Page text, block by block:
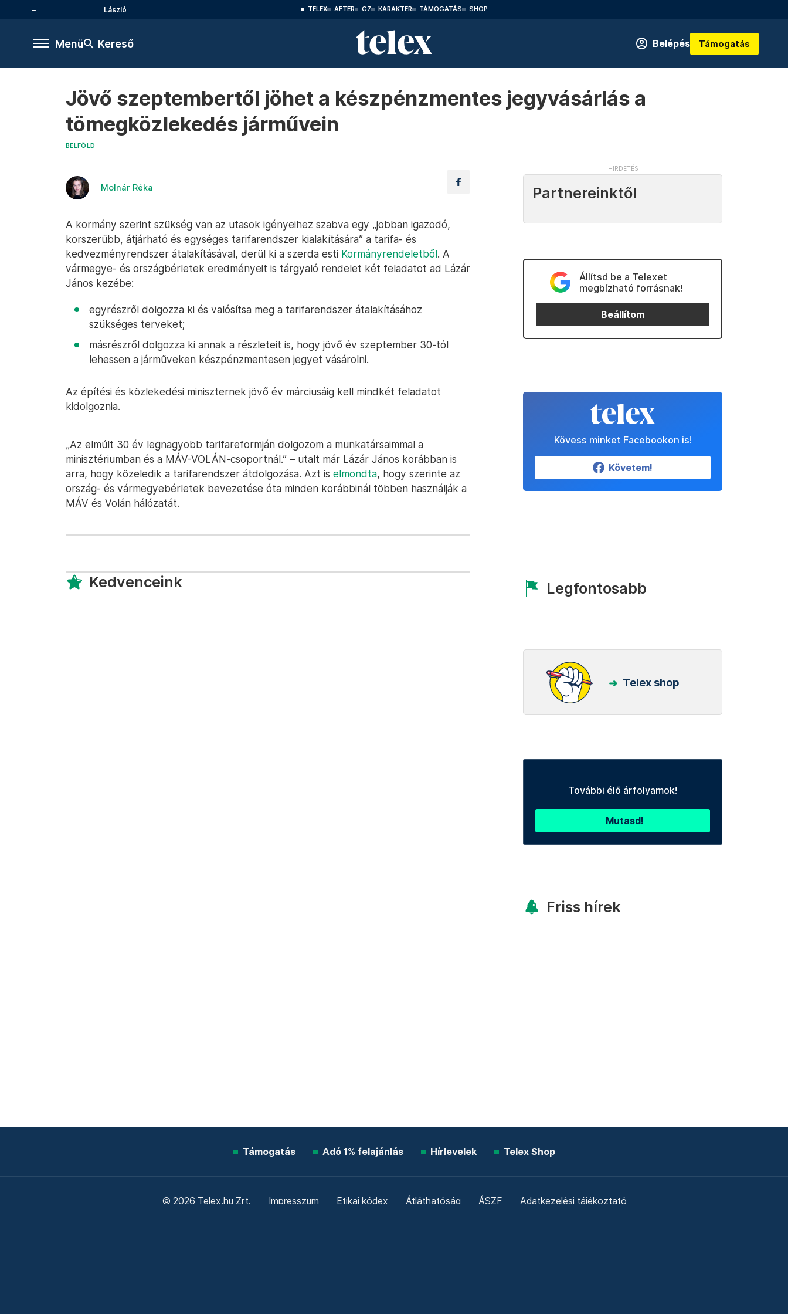
László TELEX AFTER G7 KARAKTER TÁMOGATÁS SHOP
Menü Kereső Belépés Támogatás
Jövő szeptembertől jöhet a készpénzmentes jegyvásárlás a
tömegközlekedés járművein
BELFÖLD
Molnár Réka
A kormány szerint szükség van az utasok igényeihez szabva egy „jobban igazodó,
korszerűbb, átjárható és egységes tarifarendszer kialakítására” a tarifa- és
kedvezményrendszer átalakításával, derül ki a szerda esti Kormányrendeletből. A
vármegye- és országbérletek eredményeit is tárgyaló rendelet két feladatot ad Lázár
János kezébe:
egyrészről dolgozza ki és valósítsa meg a tarifarendszer átalakításához
szükséges terveket;
másrészről dolgozza ki annak a részleteit is, hogy jövő év szeptember 30-tól
lehessen a járműveken készpénzmentesen jegyet vásárolni.
Az építési és közlekedési miniszternek jövő év márciusáig kell mindkét feladatot
kidolgoznia.
„Az elmúlt 30 év legnagyobb tarifareformján dolgozom a munkatársaimmal a
minisztériumban és a MÁV-VOLÁN-csoportnál.” – utalt már Lázár János korábban is
arra, hogy közeledik a tarifarendszer átdolgozása. Azt is elmondta, hogy szerinte az
ország- és vármegyebérletek bevezetése óta minden korábbinál többen használják a
MÁV és Volán hálózatát.
Kedvenceink
Partnereinktől
Állítsd be a Telexet
megbízható forrásnak!
Beállítom
Kövess minket Facebookon is!
Követem!
Legfontosabb
Telex shop
További élő árfolyamok!
Mutasd!
Friss hírek
Támogatás Adó 1% felajánlás Hírlevelek Telex Shop
© 2026 Telex.hu Zrt. Impresszum Etikai kódex Átláthatóság ÁSZF Adatkezelési tájékoztató